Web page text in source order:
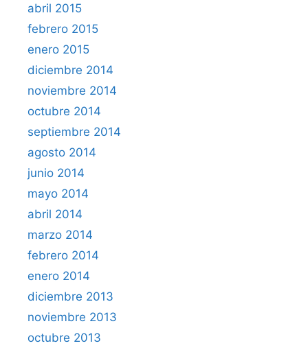
abril 2015
febrero 2015
enero 2015
diciembre 2014
noviembre 2014
octubre 2014
septiembre 2014
agosto 2014
junio 2014
mayo 2014
abril 2014
marzo 2014
febrero 2014
enero 2014
diciembre 2013
noviembre 2013
octubre 2013